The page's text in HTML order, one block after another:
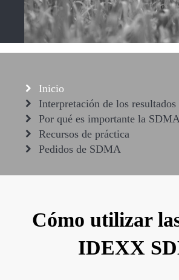
Inicio
Interpretación de los
Por qué es importante la
Recursos de práctica
Pedidos de SDMA
Cómo utilizar
IDEXX